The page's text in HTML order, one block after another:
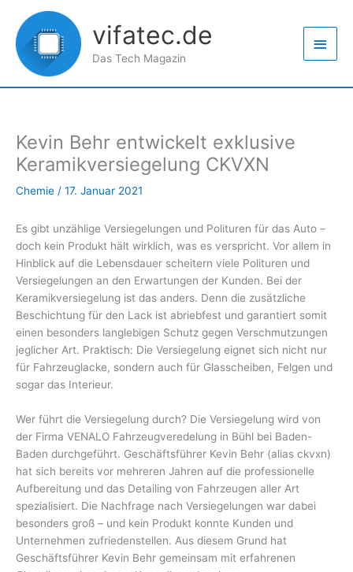
Inhalt
springen
vifatec.de
Das Tech Magazin
Kevin Behr entwickelt exklusive
Keramikversiegelung CKVXN
Chemie / 17. Januar 2021
Es gibt unzählige Versiegelungen und Polituren für das Auto –
doch kein Produkt hält wirklich, was es verspricht. Vor allem in
Hinblick auf die Lebensdauer scheitern viele Polituren und
Versiegelungen an den Erwartungen der Kunden. Bei der
Keramikversiegelung ist das anders. Denn die zusätzliche
Beschichtung für den Lack ist abriebfest und garantiert somit
einen besonders langlebigen Schutz gegen Verschmutzungen
jeglicher Art. Praktisch: Die Versiegelung eignet sich nicht nur
für Fahrzeuglacke, sondern auch für Glasscheiben, Felgen und
sogar das Interieur.
Wer führt die Versiegelung durch? Die Versiegelung wird von
der Firma VENALO Fahrzeugveredelung in Bühl bei Baden-
Baden durchgeführt. Geschäftsführer Kevin Behr (alias ckvxn)
hat sich bereits vor mehreren Jahren auf die professionelle
Aufbereitung und das Detailing von Fahrzeugen aller Art
spezialisiert. Die Nachfrage nach Versiegelungen war dabei
besonders groß – und kein Produkt konnte Kunden und
Unternehmen zufriedenstellen. Aus diesem Grund hat
Geschäftsführer Kevin Behr gemeinsam mit erfahrenen